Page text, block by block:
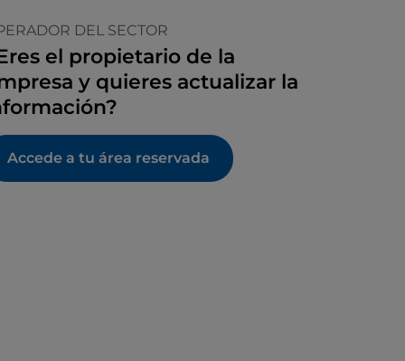
DEL SECTOR
el propietario de la
y quieres actualizar la
Accede a tu área reservada